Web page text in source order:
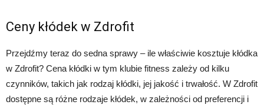
Ceny kłódek w Zdrofit
Przejdźmy teraz do sedna sprawy – ile właściwie kosztuje kłódka
w Zdrofit? Cena kłódki w tym klubie fitness zależy od kilku
czynników, takich jak rodzaj kłódki, jej jakość i trwałość. W Zdrofit
dostępne są różne rodzaje kłódek, w zależności od preferencji i